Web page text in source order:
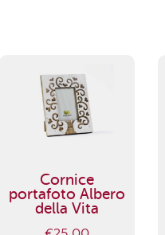
Cornice
portafoto Albero
della Vita